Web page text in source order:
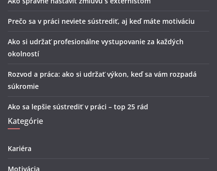
Prečo sa v práci neviete sústrediť, aj keď máte motiváciu
Ako si udržať profesionálne vystupovanie za každých
okolností
Rozvod a práca: ako si udržať výkon, keď sa vám rozpadá
súkromie
Ako sa lepšie sústrediť v práci – top 25 rád
Kategórie
Kariéra
Motivácia